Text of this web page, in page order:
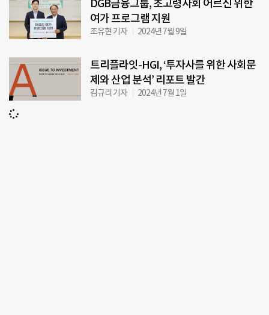
DGB금융그룹, 초고령사회 어르신 위한
여가 프로그램 지원
조유현 기자 2024년 7월 9일
트리플라잇-HGI, ‘투자사를 위한 사회문
제와 산업 분석’ 리포트 발간
김규리 기자 2024년 7월 1일